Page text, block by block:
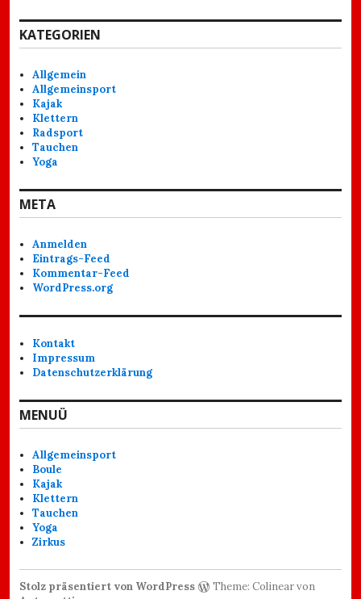
KATEGORIEN
Allgemein
Allgemeinsport
Kajak
Klettern
Radsport
Tauchen
Yoga
META
Anmelden
Eintrags-Feed
Kommentar-Feed
WordPress.org
Kontakt
Impressum
Datenschutzerklärung
MENUÜ
Allgemeinsport
Boule
Kajak
Klettern
Tauchen
Yoga
Zirkus
Stolz präsentiert von WordPress
Theme: Colinear von